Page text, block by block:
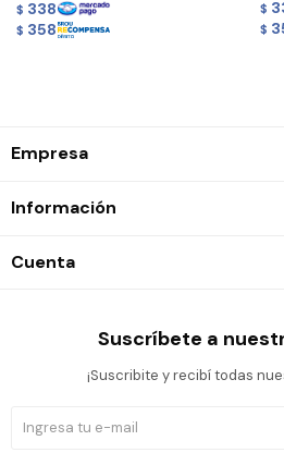
$ 338
$ 358
$
$
Empresa
Información
Cuenta
Suscríbete a
¡Suscribite y recibí todas